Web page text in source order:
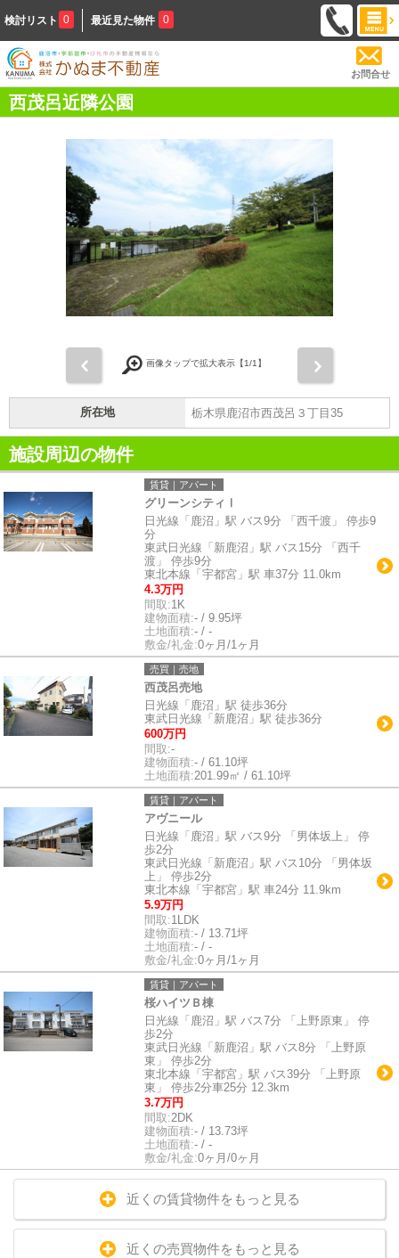
検討リスト 0 最近見た物件 0
お問合せ
西茂呂近隣公園
画像タップで拡大表示【1/1】
所在地 栃木県鹿沼市西茂呂３丁目35
施設周辺の物件
賃貸｜アパート
グリーンシティⅠ
日光線「鹿沼」駅 バス9分 「西千渡」 停歩9
分
東武日光線「新鹿沼」駅 バス15分 「西千
渡」 停歩9分
東北本線「宇都宮」駅 車37分 11.0km
4.3万円
間取:1K
建物面積:- / 9.95坪
土地面積:- / -
敷金/礼金:0ヶ月/1ヶ月
売買｜売地
西茂呂売地
日光線「鹿沼」駅 徒歩36分
東武日光線「新鹿沼」駅 徒歩36分
600万円
間取:-
建物面積:- / 61.10坪
土地面積:201.99㎡ / 61.10坪
賃貸｜アパート
アヴニール
日光線「鹿沼」駅 バス9分 「男体坂上」 停
歩2分
東武日光線「新鹿沼」駅 バス10分 「男体坂
上」 停歩2分
東北本線「宇都宮」駅 車24分 11.9km
5.9万円
間取:1LDK
建物面積:- / 13.71坪
土地面積:- / -
敷金/礼金:0ヶ月/1ヶ月
賃貸｜アパート
桜ハイツＢ棟
日光線「鹿沼」駅 バス7分 「上野原東」 停
歩2分
東武日光線「新鹿沼」駅 バス8分 「上野原
東」 停歩2分
東北本線「宇都宮」駅 バス39分 「上野原
東」 停歩2分車25分 12.3km
3.7万円
間取:2DK
建物面積:- / 13.73坪
土地面積:- / -
敷金/礼金:0ヶ月/0ヶ月
近くの賃貸物件をもっと見る
近くの売買物件をもっと見る